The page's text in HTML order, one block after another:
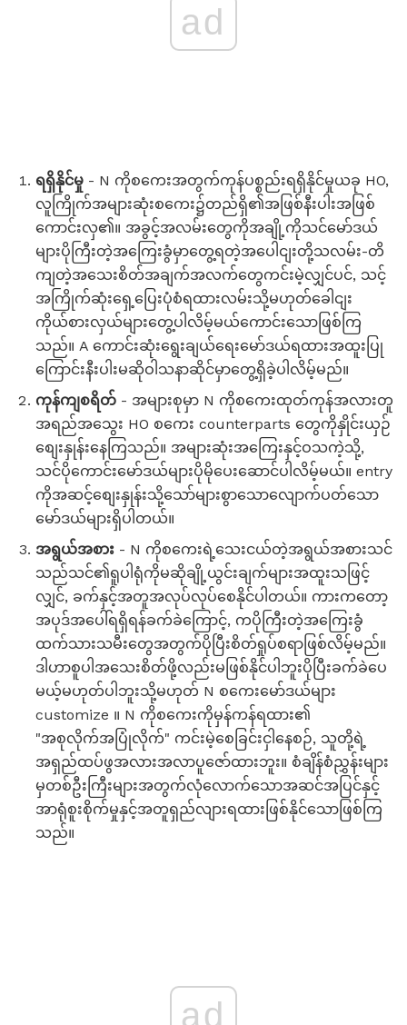
ad
ရရှိနိုင်မှု - N ကိုစကေးအတွက်ကုန်ပစ္စည်းရရှိနိုင်မှုယခု HO,
လူကြိုက်အများဆုံးစကေး၌တည်ရှိ၏အဖြစ်နီးပါးအဖြစ်
ကောင်းလှ၏။ အခွင့်အလမ်းတွေကိုအချို့ကိုသင်မော်ဒယ်
များပိုကြီးတဲ့အကြေးခွံမှာတွေ့ရတဲ့အပေါငျးတို့သလမ်း-တိ
ကျတဲ့အသေးစိတ်အချက်အလက်တွေကင်းမဲ့လျှင်ပင်, သင့်
အကြိုက်ဆုံးရှေ့ပြေးပုံစံရထားလမ်းသို့မဟုတ်ခေါငျး
ကိုယ်စားလှယ်များတွေ့ပါလိမ့်မယ်ကောင်းသောဖြစ်ကြ
သည်။ A ကောင်းဆုံးရွေးချယ်ရေးမော်ဒယ်ရထားအထူးပြု
ကြောင်းနီးပါးမဆိုဝါသနာဆိုင်မှာတွေ့ရှိခဲ့ပါလိမ့်မည်။
ကုန်ကျစရိတ် - အများစုမှာ N ကိုစကေးထုတ်ကုန်အလားတူ
အရည်အသွေး HO စကေး counterparts တွေကိုနှိုင်းယှဉ်
စျေးနှုန်းနေကြသည်။ အများဆုံးအကြေးနှင့်ဝသကဲ့သို့,
သင်ပိုကောင်းမော်ဒယ်များပိုမိုပေးဆောင်ပါလိမ့်မယ်။ entry
ကိုအဆင့်စျေးနှုန်းသို့သော်များစွာသောလျောက်ပတ်သော
မော်ဒယ်များရှိပါတယ်။
အရွယ်အစား - N ကိုစကေးရဲ့သေးငယ်တဲ့အရွယ်အစားသင်
သည်သင်၏ရူပါရုံကိုမဆိုချို့ယွင်းချက်များအထူးသဖြင့်
လျှင်, ခက်နှင့်အတူအလုပ်လုပ်စေနိုင်ပါတယ်။ ကားကတော့
အပုဒ်အပေါ်ရရှိရန်ခက်ခဲကြောင့်, ကပိုကြီးတဲ့အကြေးခွံ
ထက်သားသမီးတွေအတွက်ပိုပြီးစိတ်ရှုပ်စရာဖြစ်လိမ့်မည်။
ဒါဟာစူပါအသေးစိတ်ဖို့လည်းမဖြစ်နိုင်ပါဘူးပိုပြီးခက်ခဲပေ
မယ့်မဟုတ်ပါဘူးသို့မဟုတ် N စကေးမော်ဒယ်များ
customize ။ N ကိုစကေးကိုမှန်ကန်ရထား၏
"အစုလိုက်အပြုံလိုက်" ကင်းမဲ့စေခြင်းငှါနေစဉ်, သူတို့ရဲ့
အရှည်ထပ်ဖွအလားအလာပူဇော်ထားဘူး။ စံချိန်စံညွှန်းများ
မှတစ်ဦးကြီးများအတွက်လုံလောက်သောအဆင်အပြင်နှင့်
အာရုံစူးစိုက်မှုနှင့်အတူရှည်လျားရထားဖြစ်နိုင်သောဖြစ်ကြ
သည်။
ad